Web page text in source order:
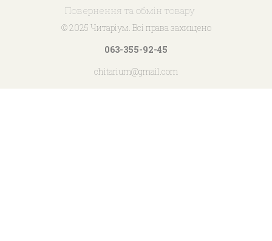
Повернення та обмін товару
© 2025 Читаріум. Всі права захищено
063-355-92-45
chitarium@gmail.com